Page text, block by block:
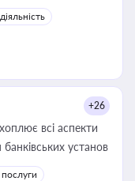
влади та
+26
всі аспекти
установ
послуги